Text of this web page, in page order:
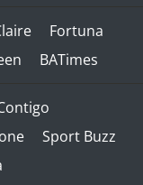
Fortuna
BATimes
Sport Buzz